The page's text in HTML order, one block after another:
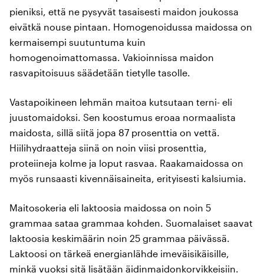
pieniksi, että ne pysyvät tasaisesti maidon joukossa
eivätkä nouse pintaan. Homogenoidussa maidossa on
kermaisempi suutuntuma kuin
homogenoimattomassa. Vakioinnissa maidon
rasvapitoisuus säädetään tietylle tasolle.
Vastapoikineen lehmän maitoa kutsutaan terni- eli
juustomaidoksi. Sen koostumus eroaa normaalista
maidosta, sillä siitä jopa 87 prosenttia on vettä.
Hiilihydraatteja siinä on noin viisi prosenttia,
proteiineja kolme ja loput rasvaa. Raakamaidossa on
myös runsaasti kivennäisaineita, erityisesti kalsiumia.
Maitosokeria eli laktoosia maidossa on noin 5
grammaa sataa grammaa kohden. Suomalaiset saavat
laktoosia keskimäärin noin 25 grammaa päivässä.
Laktoosi on tärkeä energianlähde imeväisikäisille,
minkä vuoksi sitä lisätään äidinmaidonkorvikkeisiin.